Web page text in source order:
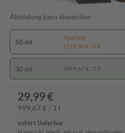
Abbildung kann abweichen
50 ml
Spartipp
(719,80 € / 1 l)
30 ml (999,67 € / 1 l)
29,99 €
999,67 € / 1 l
sofort lieferbar